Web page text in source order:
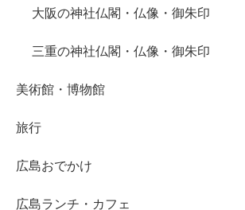
大阪の神社仏閣・仏像・御朱印
三重の神社仏閣・仏像・御朱印
美術館・博物館
旅行
広島おでかけ
広島ランチ・カフェ